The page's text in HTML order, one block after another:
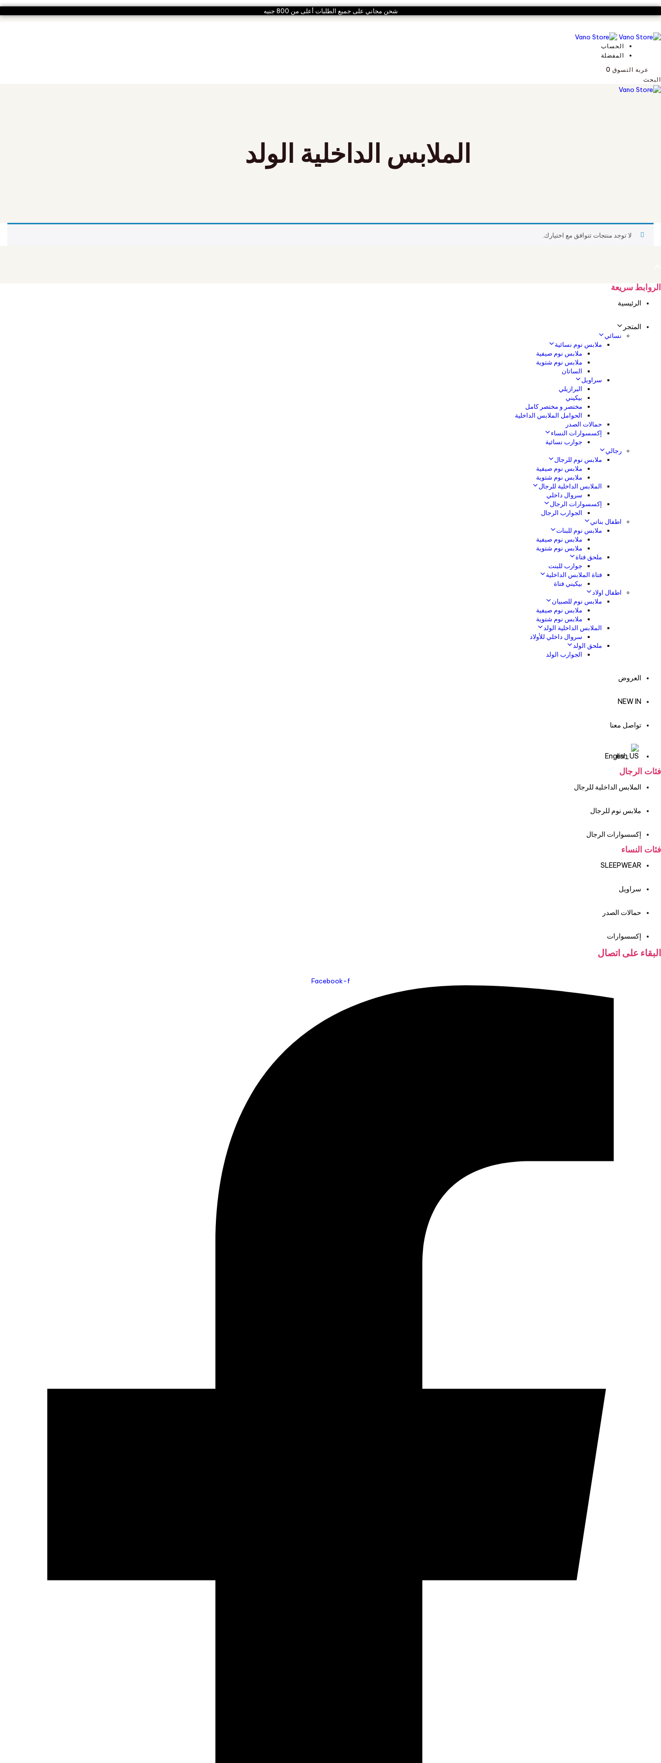
الروابطإلى
الابتدائية
تخطي
شحن مجاني على جميع الطلبات أعلى من 800 جنيه
الحساب
المفضلة
عربة التسوق 0
البحث
الملابس الداخلية الولد
لا توجد منتجات تتوافق مع اختيارك.
الروابط سريعة
الرئيسية
المتجر
نسائي
ملابس نوم نسائية
ملابس نوم صيفية
ملابس نوم شتوية
الساتان
سراويل
البرازيلي
بيكيني
مختصر و مختصر كامل
الحوامل الملابس الداخلية
حمالات الصدر
إكسسوارات النساء
جوارب نسائية
رجالي
ملابس نوم للرجال
ملابس نوم صيفية
ملابس نوم شتوية
الملابس الداخلية للرجال
سروال داخلي
إكسسوارات الرجال
الجوارب الرجال
اطفال بناتي
ملابس نوم للبنات
ملابس نوم صيفية
ملابس نوم شتوية
ملحق فتاة
جوارب للبنت
فتاة الملابس الداخلية
بيكيني فتاة
اطفال اولاد
ملابس نوم للصبيان
ملابس نوم صيفية
ملابس نوم شتوية
الملابس الداخلية الولد
سروال داخلي للأولاد
ملحق الولد
الجوارب الولد
العروض
NEW IN
تواصل معنا
English
فئات الرجال
الملابس الداخلية للرجال
ملابس نوم للرجال
إكسسوارات الرجال
فئات النساء
SLEEPWEAR
سراويل
حمالات الصدر
إكسسوارات
البقاء على اتصال
Facebook-f